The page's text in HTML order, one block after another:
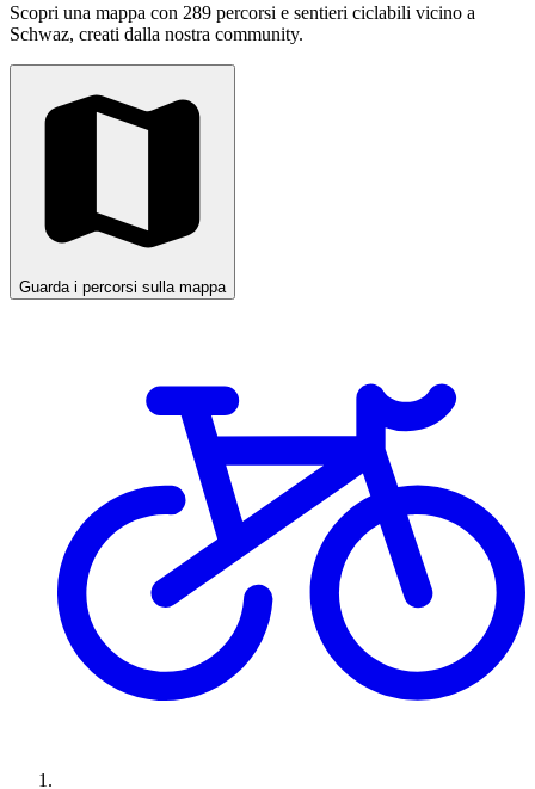
Scopri una mappa con 289 percorsi e sentieri ciclabili vicino a
Schwaz, creati dalla nostra community.
Guarda i percorsi sulla mappa